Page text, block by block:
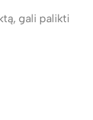
gali palikti